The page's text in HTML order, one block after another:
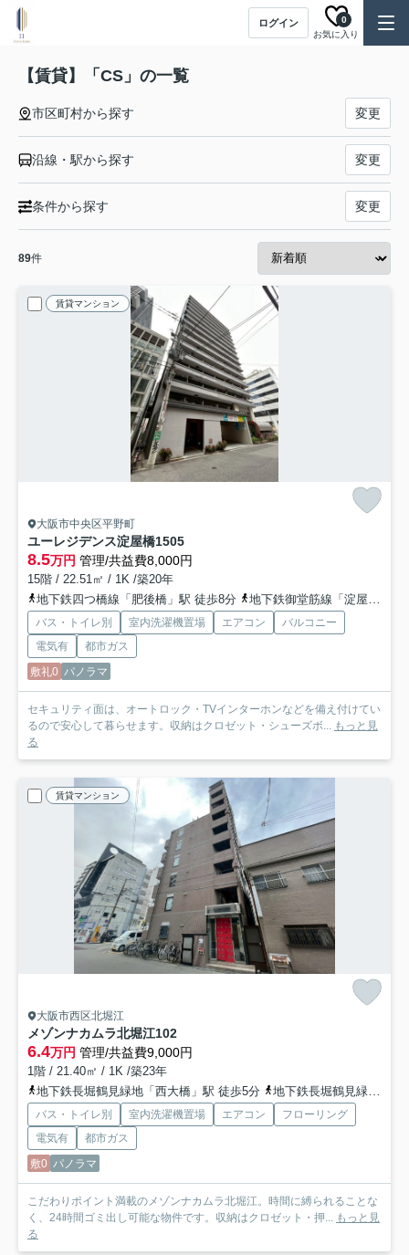
ログイン
お気に入り
0
【賃貸】「CS」の一覧
市区町村から探す 変更
沿線・駅から探す 変更
条件から探す 変更
89件
賃貸マンション
大阪市中央区平野町
ユーレジデンス淀屋橋1505
8.5万円 管理/共益費8,000円
15階 / 22.51㎡ / 1K /築20年
地下鉄四つ橋線「肥後橋」駅 徒歩8分
地下鉄御堂筋線「淀屋橋」駅 徒歩10分
バス・トイレ別 室内洗濯機置場 エアコン
バルコニー
電気有
都市ガス
敷礼0 パノラマ
セキュリティ面は、オートロック・TVインターホンなどを備え付けてい
るので安心して暮らせます。収納はクロゼット・シューズボ... もっと見
る
賃貸マンション
大阪市西区北堀江
メゾンナカムラ北堀江102
6.4万円 管理/共益費9,000円
1階 / 21.40㎡ / 1K /築23年
地下鉄長堀鶴見緑地「西大橋」駅 徒歩5分
地下鉄長堀鶴見緑地「西長堀」駅 徒歩7分
バス・トイレ別 室内洗濯機置場 エアコン
フローリング
電気有
都市ガス
敷0 パノラマ
こだわりポイント満載のメゾンナカムラ北堀江。時間に縛られることな
く、24時間ゴミ出し可能な物件です。収納はクロゼット・押... もっと見
る